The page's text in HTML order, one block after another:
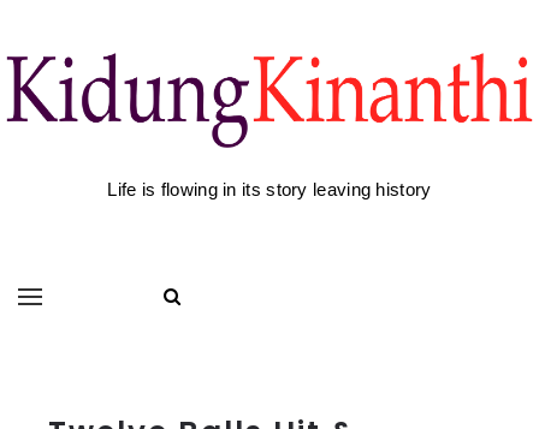
Life is flowing in its story leaving history